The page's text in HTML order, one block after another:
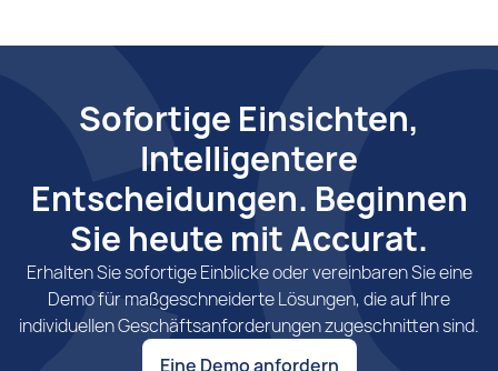
Sofortige Einsichten,
Intelligentere
Entscheidungen. Beginnen
Sie heute mit Accurat.
Erhalten Sie sofortige Einblicke oder vereinbaren Sie eine
Demo für maßgeschneiderte Lösungen, die auf Ihre
individuellen Geschäftsanforderungen zugeschnitten sind.
Eine Demo anfordern